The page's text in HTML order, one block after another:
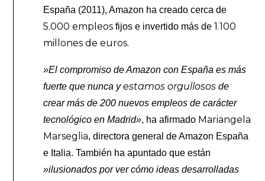
España (2011), Amazon ha creado cerca de
5.000 empleos fijos e invertido más de1.100
millones de euros.
»El compromiso de Amazon con España es más
fuerte que nunca yestamos orgullosos de
crear más de 200 nuevos empleos de carácter
tecnológico en Madrid», ha afirmado Mariangela
Marseglia, directora general de Amazon España
e Italia. También ha apuntado que están
»ilusionados por ver cómo ideas desarrolladas